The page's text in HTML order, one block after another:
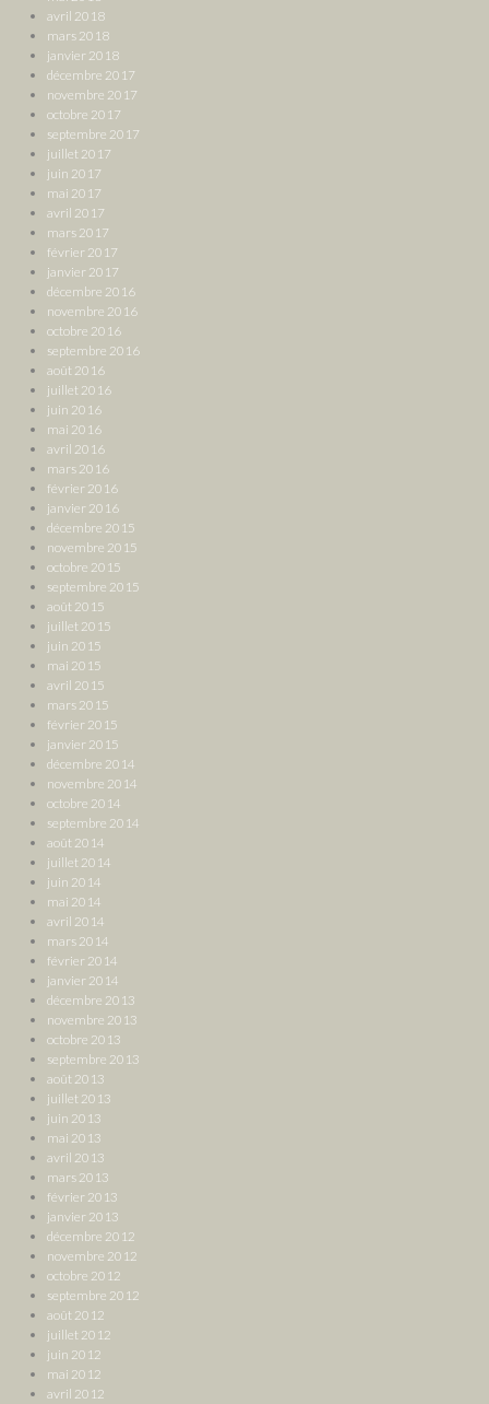
avril 2018
mars 2018
janvier 2018
décembre 2017
novembre 2017
octobre 2017
septembre 2017
juillet 2017
juin 2017
mai 2017
avril 2017
mars 2017
février 2017
janvier 2017
décembre 2016
novembre 2016
octobre 2016
septembre 2016
août 2016
juillet 2016
juin 2016
mai 2016
avril 2016
mars 2016
février 2016
janvier 2016
décembre 2015
novembre 2015
octobre 2015
septembre 2015
août 2015
juillet 2015
juin 2015
mai 2015
avril 2015
mars 2015
février 2015
janvier 2015
décembre 2014
novembre 2014
octobre 2014
septembre 2014
août 2014
juillet 2014
juin 2014
mai 2014
avril 2014
mars 2014
février 2014
janvier 2014
décembre 2013
novembre 2013
octobre 2013
septembre 2013
août 2013
juillet 2013
juin 2013
mai 2013
avril 2013
mars 2013
février 2013
janvier 2013
décembre 2012
novembre 2012
octobre 2012
septembre 2012
août 2012
juillet 2012
juin 2012
mai 2012
avril 2012